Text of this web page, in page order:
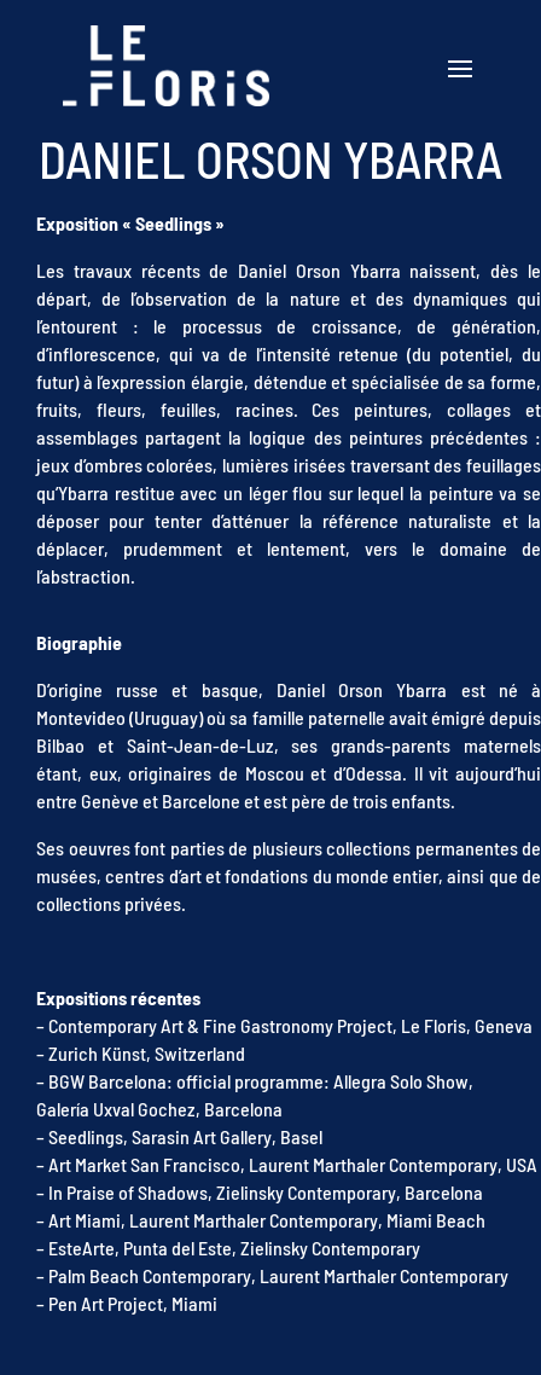
DANIEL ORSON YBARRA
Exposition « Seedlings »
Les travaux récents de Daniel Orson Ybarra naissent, dès le
départ, de l’observation de la nature et des dynamiques qui
l’entourent : le processus de croissance, de génération,
d’inflorescence, qui va de l’intensité retenue (du potentiel, du
futur) à l’expression élargie, détendue et spécialisée de sa forme,
fruits, fleurs, feuilles, racines. Ces peintures, collages et
assemblages partagent la logique des peintures précédentes :
jeux d’ombres colorées, lumières irisées traversant des feuillages
qu’Ybarra restitue avec un léger flou sur lequel la peinture va se
déposer pour tenter d’atténuer la référence naturaliste et la
déplacer, prudemment et lentement, vers le domaine de
l’abstraction.
Biographie
D’origine russe et basque, Daniel Orson Ybarra est né à
Montevideo (Uruguay) où sa famille paternelle avait émigré depuis
Bilbao et Saint-Jean-de-Luz, ses grands-parents maternels
étant, eux, originaires de Moscou et d’Odessa. Il vit aujourd’hui
entre Genève et Barcelone et est père de trois enfants.
Ses oeuvres font parties de plusieurs collections permanentes de
musées, centres d’art et fondations du monde entier, ainsi que de
collections privées.
Expositions récentes
– Contemporary Art & Fine Gastronomy Project, Le Floris, Geneva
– Zurich Künst, Switzerland
– BGW Barcelona: official programme: Allegra Solo Show,
Galería Uxval Gochez, Barcelona
– Seedlings, Sarasin Art Gallery, Basel
– Art Market San Francisco, Laurent Marthaler Contemporary, USA
– In Praise of Shadows, Zielinsky Contemporary, Barcelona
– Art Miami, Laurent Marthaler Contemporary, Miami Beach
– EsteArte, Punta del Este, Zielinsky Contemporary
– Palm Beach Contemporary, Laurent Marthaler Contemporary
– Pen Art Project, Miami